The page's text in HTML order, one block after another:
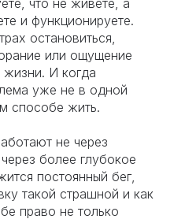
что не живёте, а
и функционируете.
остановиться,
или ощущение
жизни. И когда
уже не в одной
способе жить.
не через
более глубокое
постоянный бег,
такой страшной и как
право не только